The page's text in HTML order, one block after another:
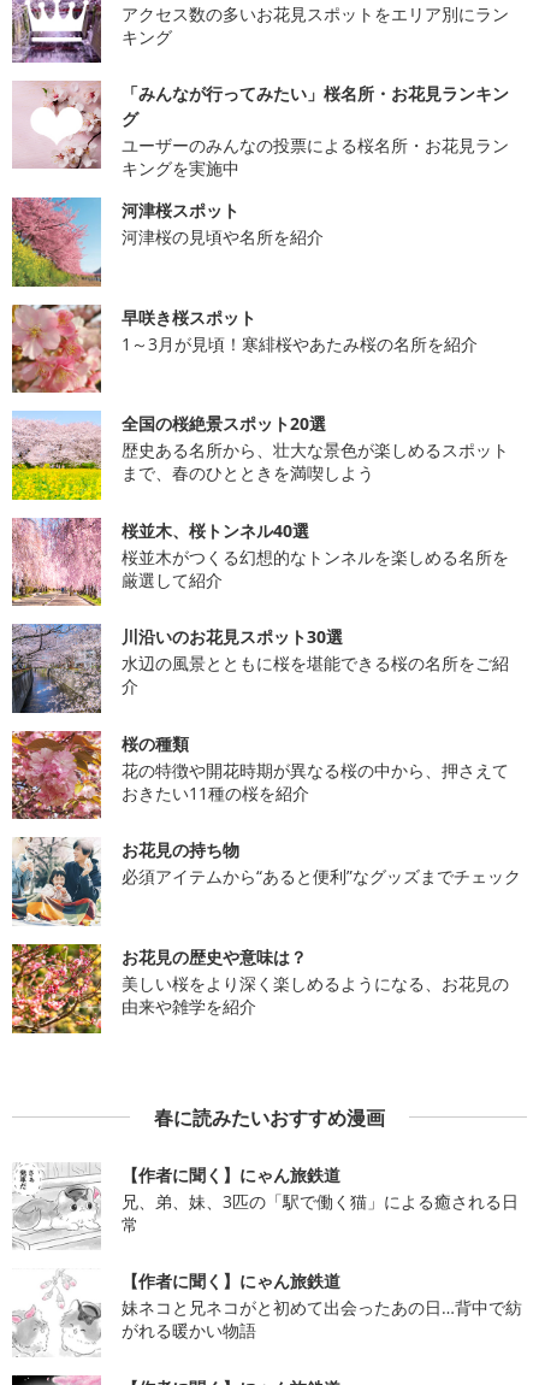
アクセス数の多いお花見スポットをエリア別にラン
キング
「みんなが行ってみたい」桜名所・お花見ランキン
グ
ユーザーのみんなの投票による桜名所・お花見ラン
キングを実施中
河津桜スポット
河津桜の見頃や名所を紹介
早咲き桜スポット
1～3月が見頃！寒緋桜やあたみ桜の名所を紹介
全国の桜絶景スポット20選
歴史ある名所から、壮大な景色が楽しめるスポット
まで、春のひとときを満喫しよう
桜並木、桜トンネル40選
桜並木がつくる幻想的なトンネルを楽しめる名所を
厳選して紹介
川沿いのお花見スポット30選
水辺の風景とともに桜を堪能できる桜の名所をご紹
介
桜の種類
花の特徴や開花時期が異なる桜の中から、押さえて
おきたい11種の桜を紹介
お花見の持ち物
必須アイテムから“あると便利”なグッズまでチェック
お花見の歴史や意味は？
美しい桜をより深く楽しめるようになる、お花見の
由来や雑学を紹介
春に読みたいおすすめ漫画
【作者に聞く】にゃん旅鉄道
兄、弟、妹、3匹の「駅で働く猫」による癒される日
常
【作者に聞く】にゃん旅鉄道
妹ネコと兄ネコがと初めて出会ったあの日…背中で紡
がれる暖かい物語